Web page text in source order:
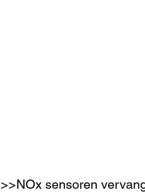
>>NOx sensoren